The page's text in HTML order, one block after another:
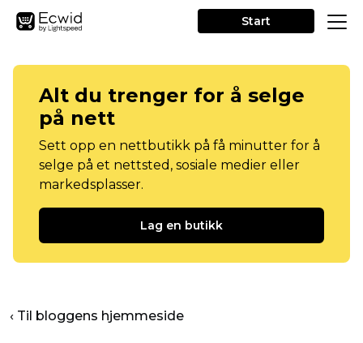
Start
Alt du trenger for å selge
på nett
Sett opp en nettbutikk på få minutter for å
selge på et nettsted, sosiale medier eller
markedsplasser.
Lag en butikk
‹ Til bloggens hjemmeside